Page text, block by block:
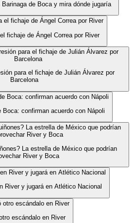
de Boca y mira dónde jugaría
fichaje de Ángel Correa por River
para el fichaje de Julián Álvarez por
Barcelona
Boca: confirman acuerdo con Nápoli
La estrella de México que podrían
River y Boca
River y jugará en Atlético Nacional
escándalo en River